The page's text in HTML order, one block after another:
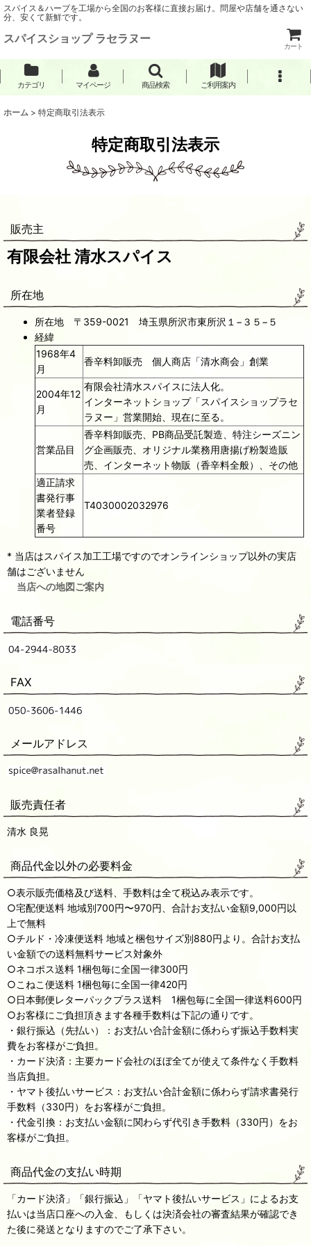
スパイス＆ハーブを工場から全国のお客様に直接お届け。問屋や店舗を通さない
分、安くて新鮮です。
スパイスショップ ラセラヌー
カート
カテゴリ マイページ 商品検索 ご利用案内
ホーム > 特定商取引法表示
特定商取引法表示
販売主
有限会社 清水スパイス
所在地
所在地 〒359-0021 埼玉県所沢市東所沢１−３５−５
経緯
1968年4
月
香辛料卸販売 個人商店「清水商会」創業
2004年12
月
有限会社清水スパイスに法人化。
インターネットショップ「スパイスショップラセ
ラヌー」営業開始、現在に至る。
営業品目
香辛料卸販売、PB商品受託製造、特注シーズニン
グ企画販売、オリジナル業務用唐揚げ粉製造販
売、インターネット物販（香辛料全般）、その他
適正請求
書発行事
業者登録
番号
T4030002032976
* 当店はスパイス加工工場ですのでオンラインショップ以外の実店
舗はございません
当店への地図ご案内
電話番号
FAX
メールアドレス
販売責任者
清水 良晃
商品代金以外の必要料金
○表示販売価格及び送料、手数料は全て税込み表示です。
○宅配便送料 地域別700円〜970円、合計お支払い金額9,000円以
上で無料
○チルド・冷凍便送料 地域と梱包サイズ別880円より。合計お支払
い金額での送料無料サービス対象外
○ネコポス送料 1梱包毎に全国一律300円
○こねこ便送料 1梱包毎に全国一律420円
○日本郵便レターパックプラス送料 1梱包毎に全国一律送料600円
○お客様にご負担頂きます各種手数料は下記の通りです。
・銀行振込（先払い）：お支払い合計金額に係わらず振込手数料実
費をお客様がご負担。
・カード決済：主要カード会社のほぼ全てが使えて条件なく手数料
当店負担。
・ヤマト後払いサービス：お支払い合計金額に係わらず請求書発行
手数料（330円）をお客様がご負担。
・代金引換：お支払い金額に関わらず代引き手数料（330円）をお
客様がご負担。
商品代金の支払い時期
「カード決済」「銀行振込」「ヤマト後払いサービス」によるお支
払いは当店口座への入金、もしくは決済会社の審査結果が確認でき
た後に発送となりますのでご了承下さい。